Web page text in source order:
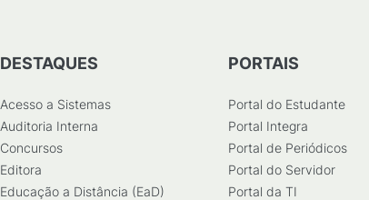
DESTAQUES
Acesso a Sistemas
Auditoria Interna
Concursos
Editora
Educação a Distância (EaD)
PORTAIS
Portal do Estudante
Portal Integra
Portal de Periódicos
Portal do Servidor
Portal da TI